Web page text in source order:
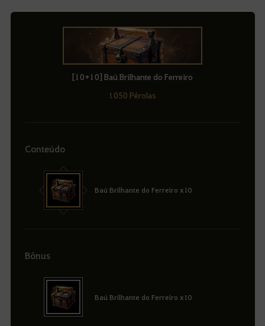
[10+10] Baú Brilhante do Ferreiro
1050 Pérolas
Conteúdo
Baú Brilhante do Ferreiro x10
Bônus
Baú Brilhante do Ferreiro x10